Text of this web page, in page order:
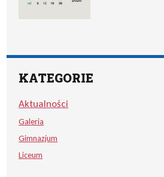
KATEGORIE
Aktualności
Galeria
Gimnazjum
Liceum